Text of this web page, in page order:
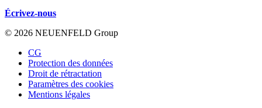
Écrivez-nous
© 2026 NEUENFELD Group
CG
Protection des données
Droit de rétractation
Paramètres des cookies
Mentions légales